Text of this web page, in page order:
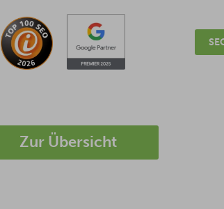
Zur Übersicht